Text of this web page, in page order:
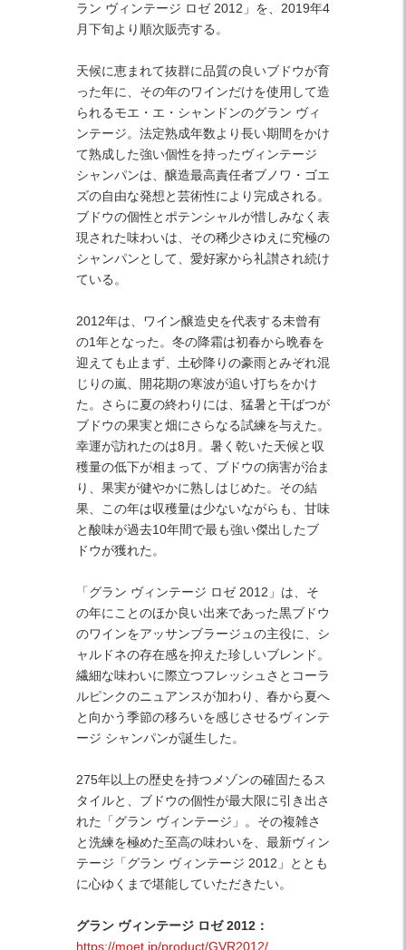
ラン ヴィンテージ ロゼ 2012」を、2019年4
月下旬より順次販売する。
天候に恵まれて抜群に品質の良いブドウが育
った年に、その年のワインだけを使用して造
られるモエ・エ・シャンドンのグラン ヴィ
ンテージ。法定熟成年数より長い期間をかけ
て熟成した強い個性を持ったヴィンテージ
シャンパンは、醸造最高責任者ブノワ・ゴエ
ズの自由な発想と芸術性により完成される。
ブドウの個性とポテンシャルが惜しみなく表
現された味わいは、その稀少さゆえに究極の
シャンパンとして、愛好家から礼讃され続け
ている。
2012年は、ワイン醸造史を代表する未曾有
の1年となった。冬の降霜は初春から晩春を
迎えても止まず、土砂降りの豪雨とみぞれ混
じりの嵐、開花期の寒波が追い打ちをかけ
た。さらに夏の終わりには、猛暑と干ばつが
ブドウの果実と畑にさらなる試練を与えた。
幸運が訪れたのは8月。暑く乾いた天候と収
穫量の低下が相まって、ブドウの病害が治ま
り、果実が健やかに熟しはじめた。その結
果、この年は収穫量は少ないながらも、甘味
と酸味が過去10年間で最も強い傑出したブ
ドウが獲れた。
「グラン ヴィンテージ ロゼ 2012」は、そ
の年にことのほか良い出来であった黒ブドウ
のワインをアッサンブラージュの主役に、シ
ャルドネの存在感を抑えた珍しいブレンド。
繊細な味わいに際立つフレッシュさとコーラ
ルピンクのニュアンスが加わり、春から夏へ
と向かう季節の移ろいを感じさせるヴィンテ
ージ シャンパンが誕生した。
275年以上の歴史を持つメゾンの確固たるス
タイルと、ブドウの個性が最大限に引き出さ
れた「グラン ヴィンテージ」。その複雑さ
と洗練を極めた至高の味わいを、最新ヴィン
テージ「グラン ヴィンテージ 2012」ととも
に心ゆくまで堪能していただきたい。
グラン ヴィンテージ ロゼ 2012：
https://moet.jp/product/GVR2012/